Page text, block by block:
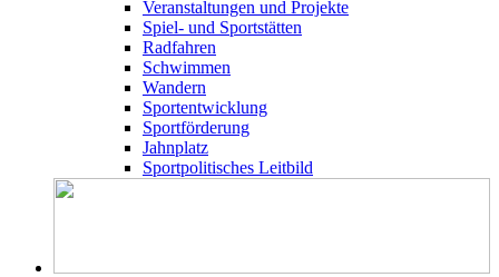
Veranstaltungen und Projekte
Spiel- und Sportstätten
Radfahren
Schwimmen
Wandern
Sportentwicklung
Sportförderung
Jahnplatz
Sportpolitisches Leitbild